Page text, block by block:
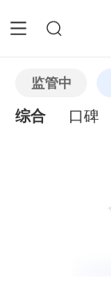
监管中
综合 口碑